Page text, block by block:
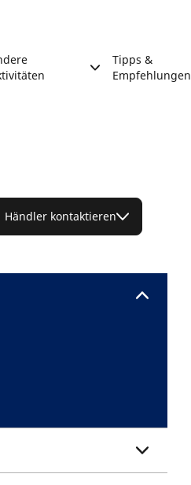
Tipps &
Empfehlungen
Händler kontaktieren